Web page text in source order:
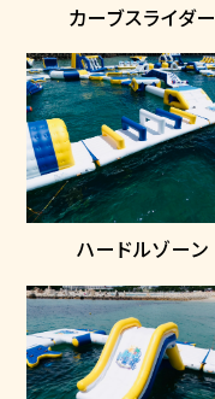
カーブスライダー
ハードルゾーン